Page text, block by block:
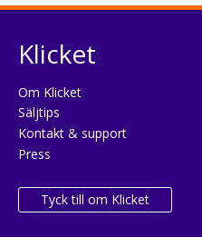
Klicket
Om Klicket
Säljtips
Kontakt & support
Press
Tyck till om Klicket